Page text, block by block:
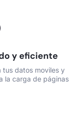
y eficiente
tus datos moviles y
la carga de páginas